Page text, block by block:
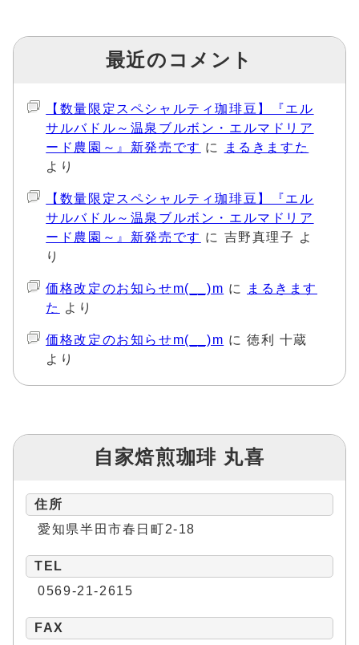
最近のコメント
【数量限定スペシャルティ珈琲豆】『エル
サルバドル～温泉ブルボン・エルマドリア
ード農園～』新発売です に
まるきますた
より
【数量限定スペシャルティ珈琲豆】『エル
サルバドル～温泉ブルボン・エルマドリア
ード農園～』新発売です に 吉野真理子 よ
り
価格改定のお知らせm(__)m に
まるきます
た
より
価格改定のお知らせm(__)m に徳利 十蔵
より
自家焙煎珈琲 丸喜
住所
愛知県半田市春日町2-18
TEL
0569-21-2615
FAX